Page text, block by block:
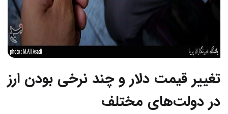
تغییر قیمت دلار و چند نرخی بودن ارز
در دولت‌های مختلف